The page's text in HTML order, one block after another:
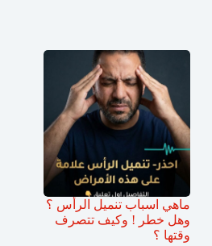
ماهي اسباب تنميل الرأس ؟
وهل خطر ! وكيف تتصرف
وقتها ؟